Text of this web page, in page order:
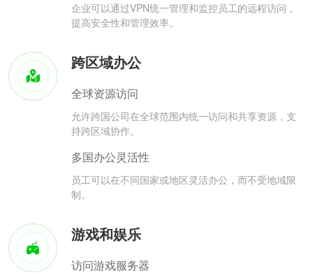
企业可以通过VPN统一管理和监控员工的远程访问，
提高安全性和管理效率。
跨区域办公
全球资源访问
允许跨国公司在全球范围内统一访问和共享资源，支
持跨区域协作。
多国办公灵活性
员工可以在不同国家或地区灵活办公，而不受地域限
制。
游戏和娱乐
访问游戏服务器